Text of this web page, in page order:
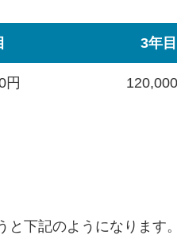
3年目
円
下記のようになります。